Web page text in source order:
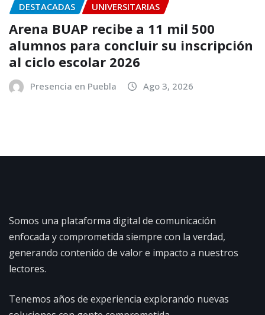
DESTACADAS UNIVERSITARIAS
Arena BUAP recibe a 11 mil 500
alumnos para concluir su inscripción
al ciclo escolar 2026
Presencia en Puebla Ago 3, 2026
Somos una plataforma digital de comunicación
enfocada y comprometida siempre con la verdad,
generando contenido de valor e impacto a nuestros
lectores.
Tenemos años de experiencia explorando nuevas